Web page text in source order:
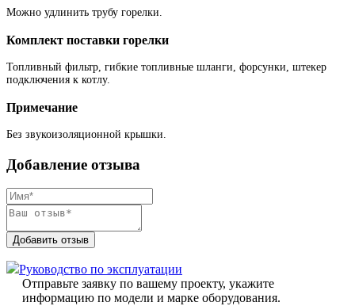
Можно удлинить трубу горелки.
Комплект поставки горелки
Топливный фильтр, гибкие топливные шланги, форсунки, штекер
подключения к котлу.
Примечание
Без звукоизоляционной крышки.
Добавление отзыва
Добавить отзыв
Руководство по эксплуатации
Отправьте заявку по вашему проекту, укажите
информацию по модели и марке оборудования.